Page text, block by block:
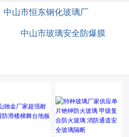
中山市恒东钢化玻璃厂
中山市玻璃安全防爆膜